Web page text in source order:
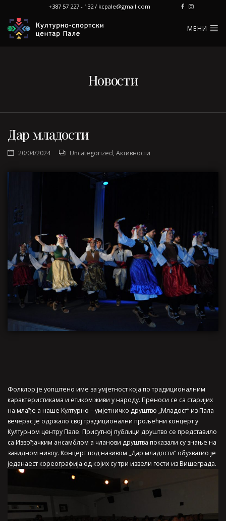
+387 57 227 - 132 / kcpale@gmail.com
МЕНИ
Новости
Дар младости
20/04/2024 Uncategorized,Активности
Фолклор је уопштено име за умјетност која по традиционалним
карактеристикама и етиком живи у народу. Преноси се са старијих
на млађе а наше Културно – умјетничко друштво „Младост“ из Пала
вечерас је одржало свој традиционални прољећни концерт у
Културном центру Пале. Присутној публици друштво се представило
са Извођачким ансамблом а чланови друштва показали су знање на
завидном нивоу. Концерт под називом „Дар младости“ обухватио је
једанаест кореографија од којих су три извели гости из Вишеграда.